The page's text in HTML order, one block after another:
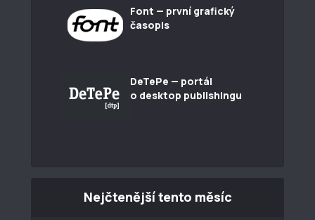
Font — první grafický
časopis
DeTePe — portál
o desktop publishingu
Nejčtenější tento měsíc